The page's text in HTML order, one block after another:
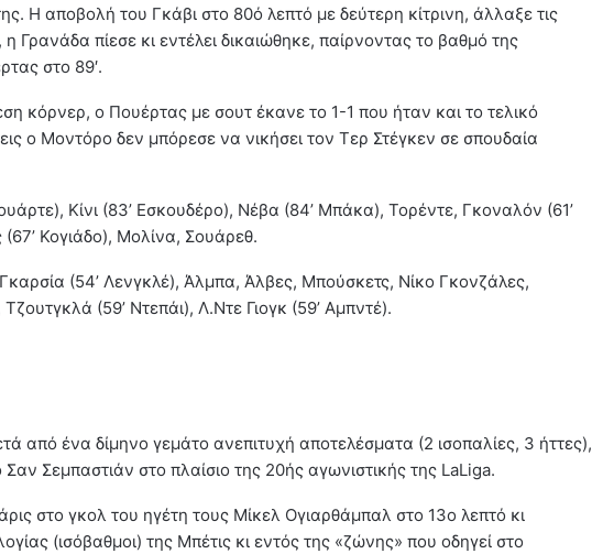
Η αποβολή του Γκάβι στο 80ό λεπτό με δεύτερη κίτρινη, άλλαξε τις
η Γρανάδα πίεσε κι εντέλει δικαιώθηκε, παίρνοντας το βαθμό της
στο 89′.
κόρνερ, ο Πουέρτας με σουτ έκανε το 1-1 που ήταν και το τελικό
ο Μοντόρο δεν μπόρεσε να νικήσει τον Τερ Στέγκεν σε σπουδαία
Κίνι (83’ Εσκουδέρο), Νέβα (84’ Μπάκα), Τορέντε, Γκοναλόν (61’
Κογιάδο), Μολίνα, Σουάρεθ.
(54’ Λενγκλέ), Άλμπα, Άλβες, Μπούσκετς, Νίκο Γκονζάλες,
(59’ Ντεπάι), Λ.Ντε Γιογκ (59’ Αμπντέ).
από ένα δίμηνο γεμάτο ανεπιτυχή αποτελέσματα (2 ισοπαλίες, 3 ήττες),
Σεμπαστιάν στο πλαίσιο της 20ής αγωνιστικής της LaLiga.
στο γκολ του ηγέτη τους Μίκελ Ογιαρθάμπαλ στο 13ο λεπτό κι
(ισόβαθμοι) της Μπέτις κι εντός της «ζώνης» που οδηγεί στο